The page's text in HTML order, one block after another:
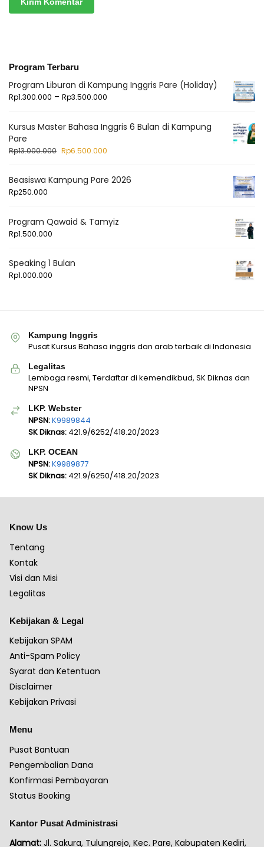
Program Terbaru
Program Liburan di Kampung Inggris Pare (Holiday)
Rp1.300.000 – Rp3.500.000
Kursus Master Bahasa Inggris 6 Bulan di Kampung
Pare
Rp13.000.000 Rp6.500.000
Beasiswa Kampung Pare 2026
Rp250.000
Program Qawaid & Tamyiz
Rp1.500.000
Speaking 1 Bulan
Rp1.000.000
Kampung Inggris
Pusat Kursus Bahasa inggris dan arab terbaik di Indonesia
Legalitas
Lembaga resmi, Terdaftar di kemendikbud, SK Diknas dan
NPSN
LKP. Webster
NPSN:K9989844
SK Diknas: 421.9/6252/418.20/2023
LKP. OCEAN
NPSN:K9989877
SK Diknas: 421.9/6250/418.20/2023
Know Us
Tentang
Kontak
Visi dan Misi
Legalitas
Kebijakan & Legal
Kebijakan SPAM
Anti-Spam Policy
Syarat dan Ketentuan
Disclaimer
Kebijakan Privasi
Menu
Pusat Bantuan
Pengembalian Dana
Konfirmasi Pembayaran
Status Booking
Kantor Pusat Administrasi
Alamat: Jl. Sakura, Tulungrejo, Kec. Pare, Kabupaten Kediri,